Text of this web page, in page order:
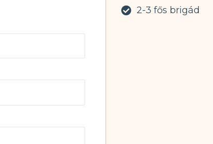
2-3 fős brigád